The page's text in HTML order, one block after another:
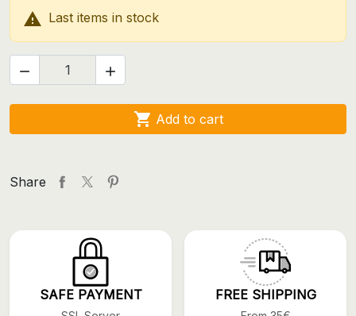
 Last items in stock
 
 Add to cart
Share
SAFE PAYMENT FREE SHIPPING